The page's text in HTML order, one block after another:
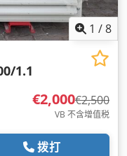
1 /8
1.1
€2,000€2,500
VB 不含增值税
拨打